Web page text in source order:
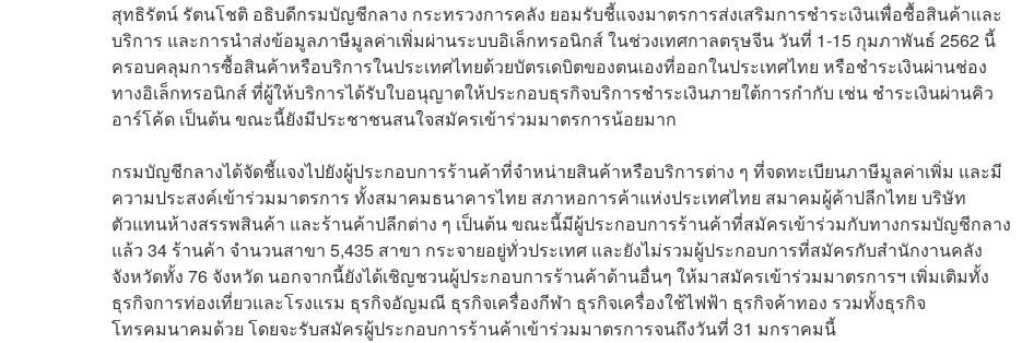
สุทธิรัตน์ รัตนโชติ อธิบดีกรมบัญชีกลาง กระทรวงการคลัง ยอมรับชี้แจงมาตรการส่งเสริมการชำระเงินเพื่อซื้อสินค้าและ
บริการ และการนำส่งข้อมูลภาษีมูลค่าเพิ่มผ่านระบบอิเล็กทรอนิกส์ ในช่วงเทศกาลตรุษจีน วันที่ 1-15 กุมภาพันธ์ 2562 นี้
ครอบคลุมการซื้อสินค้าหรือบริการในประเทศไทยด้วยบัตรเดบิตของตนเองที่ออกในประเทศไทย หรือชำระเงินผ่านช่อง
ทางอิเล็กทรอนิกส์ ที่ผู้ให้บริการได้รับใบอนุญาตให้ประกอบธุรกิจบริการชำระเงินภายใต้การกำกับ เช่น ชำระเงินผ่านคิว
อาร์โค้ด เป็นต้น ขณะนี้ยังมีประชาชนสนใจสมัครเข้าร่วมมาตรการน้อยมาก
กรมบัญชีกลางได้จัดชี้แจงไปยังผู้ประกอบการร้านค้าที่จำหน่ายสินค้าหรือบริการต่าง ๆ ที่จดทะเบียนภาษีมูลค่าเพิ่ม และมี
ความประสงค์เข้าร่วมมาตรการ ทั้งสมาคมธนาคารไทย สภาหอการค้าแห่งประเทศไทย สมาคมผู้ค้าปลีกไทย บริษัท
ตัวแทนห้างสรรพสินค้า และร้านค้าปลีกต่าง ๆ เป็นต้น ขณะนี้มีผู้ประกอบการร้านค้าที่สมัครเข้าร่วมกับทางกรมบัญชีกลาง
แล้ว 34 ร้านค้า จำนวนสาขา 5,435 สาขา กระจายอยู่ทั่วประเทศ และยังไม่รวมผู้ประกอบการที่สมัครกับสำนักงานคลัง
จังหวัดทั้ง 76 จังหวัด นอกจากนี้ยังได้เชิญชวนผู้ประกอบการร้านค้าด้านอื่นๆ ให้มาสมัครเข้าร่วมมาตรการฯ เพิ่มเติมทั้ง
ธุรกิจการท่องเที่ยวและโรงแรม ธุรกิจอัญมณี ธุรกิจเครื่องกีฬา ธุรกิจเครื่องใช้ไฟฟ้า ธุรกิจค้าทอง รวมทั้งธุรกิจ
โทรคมนาคมด้วย โดยจะรับสมัครผู้ประกอบการร้านค้าเข้าร่วมมาตรการจนถึงวันที่ 31 มกราคมนี้